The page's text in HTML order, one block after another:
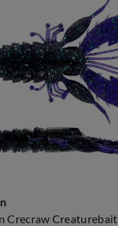
Crecraw Creaturebait